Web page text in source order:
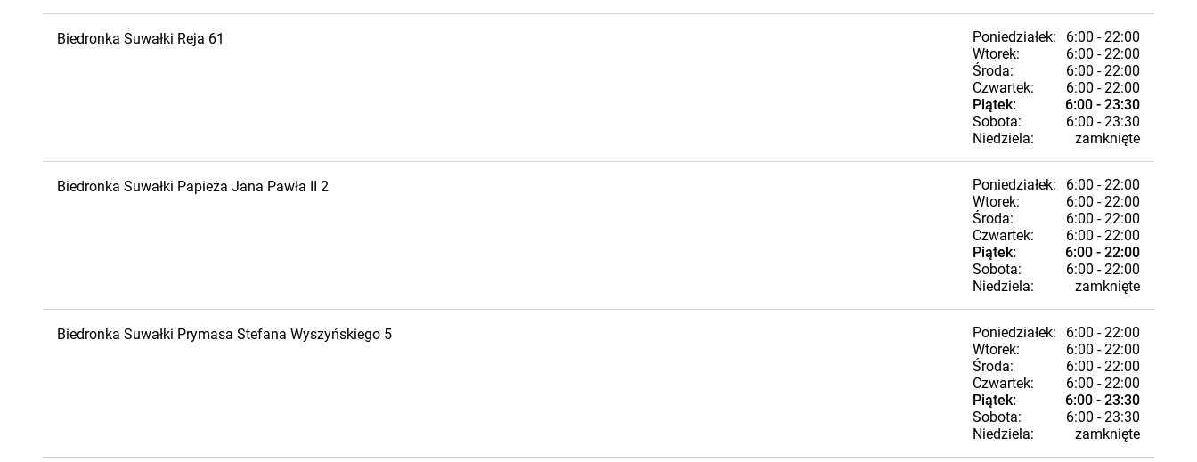
Biedronka Suwałki Reja 61 Poniedziałek:
6:00 - 22:00
Wtorek:
6:00 - 22:00
Środa:
6:00 - 22:00
Czwartek:
6:00 - 22:00
Piątek:
6:00 - 23:30
Sobota:
6:00 - 23:30
Niedziela:
zamknięte
Biedronka Suwałki Papieża Jana Pawła II 2 Poniedziałek:
6:00 - 22:00
Wtorek:
6:00 - 22:00
Środa:
6:00 - 22:00
Czwartek:
6:00 - 22:00
Piątek:
6:00 - 22:00
Sobota:
6:00 - 22:00
Niedziela:
zamknięte
Biedronka Suwałki Prymasa Stefana Wyszyńskiego 5 Poniedziałek:
6:00 - 22:00
Wtorek:
6:00 - 22:00
Środa:
6:00 - 22:00
Czwartek:
6:00 - 22:00
Piątek:
6:00 - 23:30
Sobota:
6:00 - 23:30
Niedziela:
zamknięte